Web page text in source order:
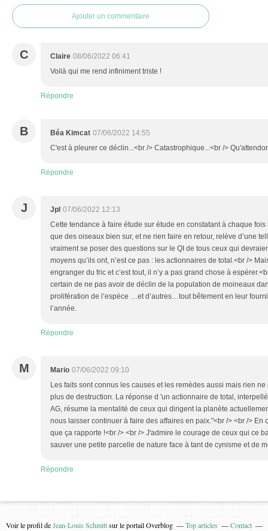
Ajouter un commentaire
C Claire 08/06/2022 06:41
Voilà qui me rend infiniment triste !
Répondre
B Béa Kimcat 07/06/2022 14:55
C'est à pleurer ce déclin...<br /> Catastrophique...<br />
Répondre
J Jpl 07/06/2022 12:13
Cette tendance à faire étude sur étude en constatant à chaque
que des oiseaux bien sur, et ne rien faire en retour, relève d’une
vraiment se poser des questions sur le QI de tous ceux qui
moyens qu’ils ont, n’est ce pas : les actionnaires de total.<br />
engranger du fric et c’est tout, il n’y a pas grand chose à
certain de ne pas avoir de déclin de la population de moineaux
prolifération de l’espèce …et d’autres…tout bêtement en leur
l’année.
Répondre
M Mario 07/06/2022 09:10
Les faits sont connus les causes et les remèdes aussi mais rien
plus de destruction. La réponse d 'un actionnaire de total,
AG, résume la mentalité de ceux qui dirigent la planète
nous laisser continuer à faire des affaires en paix."<br /> <br /> En
que ça rapporte !<br /> <br /> J'admire le courage de ceux qui ce
sauver une petite parcelle de nature face à tant de cynisme et de
Répondre
Voir le profil deJean-Louis Schmittsur le portail Overblog Top articles
Contact